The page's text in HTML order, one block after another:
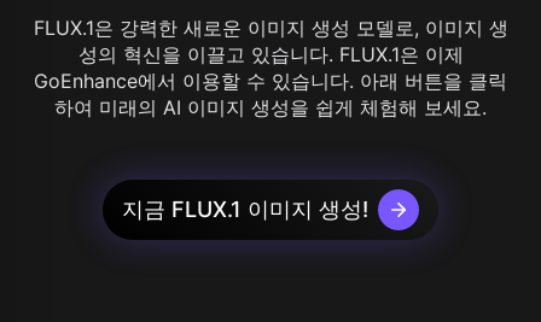
FLUX.1은 강력한 새로운 이미지 생성 모델로, 이미지 생
성의 혁신을 이끌고 있습니다. FLUX.1은 이제
GoEnhance에서 이용할 수 있습니다. 아래 버튼을 클릭
하여 미래의 AI 이미지 생성을 쉽게 체험해 보세요.
지금 FLUX.1 이미지 생성!